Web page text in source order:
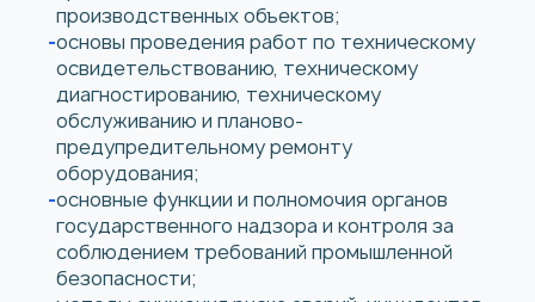
производственных объектов;
основы проведения работ по техническому
освидетельствованию, техническому
диагностированию, техническому
обслуживанию и планово-
предупредительному ремонту
оборудования;
основные функции и полномочия органов
государственного надзора и контроля за
соблюдением требований промышленной
безопасности;